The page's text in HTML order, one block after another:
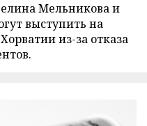
Мельникова и
выступить на
из-за отказа